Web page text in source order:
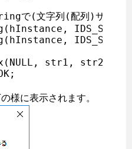
様に表示されます。